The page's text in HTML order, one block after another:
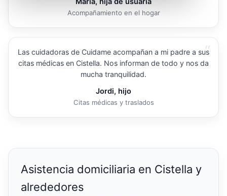
Acompañamiento en el hogar
“
Las cuidadoras de Cuidame acompañan a mi padre a sus
citas médicas en Cistella. Nos informan de todo y nos da
mucha tranquilidad.
Jordi, hijo
Citas médicas y traslados
Asistencia domiciliaria en Cistella y
alrededores